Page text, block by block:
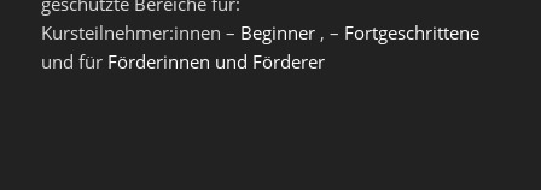
Kursteilnehmer:innen – Beginner, – Fortgeschrittene
und für Förderinnen und Förderer